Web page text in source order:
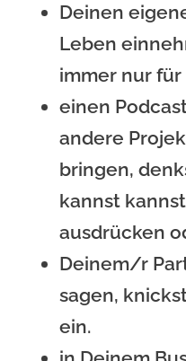
Deinen
Leben
immer nur für
einen
andere
bringen,
kannst
ausdrücken
Deinem/r
sagen,
ein.